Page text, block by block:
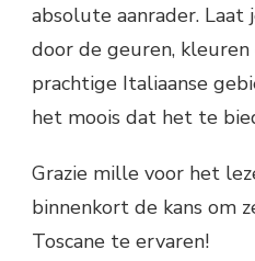
absolute aanrader.
door de geuren,
prachtige Italiaanse
het moois dat het te
Grazie mille voor het
binnenkort de kans om
Toscane te ervaren!